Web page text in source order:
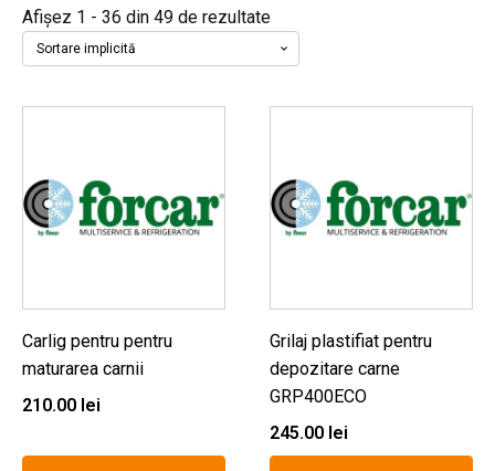
Afișez 1 - 36 din 49 de rezultate
Carlig pentru pentru
maturarea carnii
210.00 lei
Grilaj plastifiat pentru
depozitare carne
GRP400ECO
245.00 lei